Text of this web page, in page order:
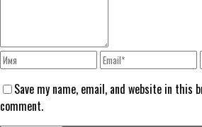
Save my name, email, and website in
comment.